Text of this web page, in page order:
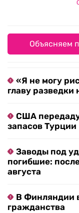
Объясняем
«Я не могу
главу
США
запасов Турции
Заводы под
погибшие:
августа
В Финляндии
гражданства